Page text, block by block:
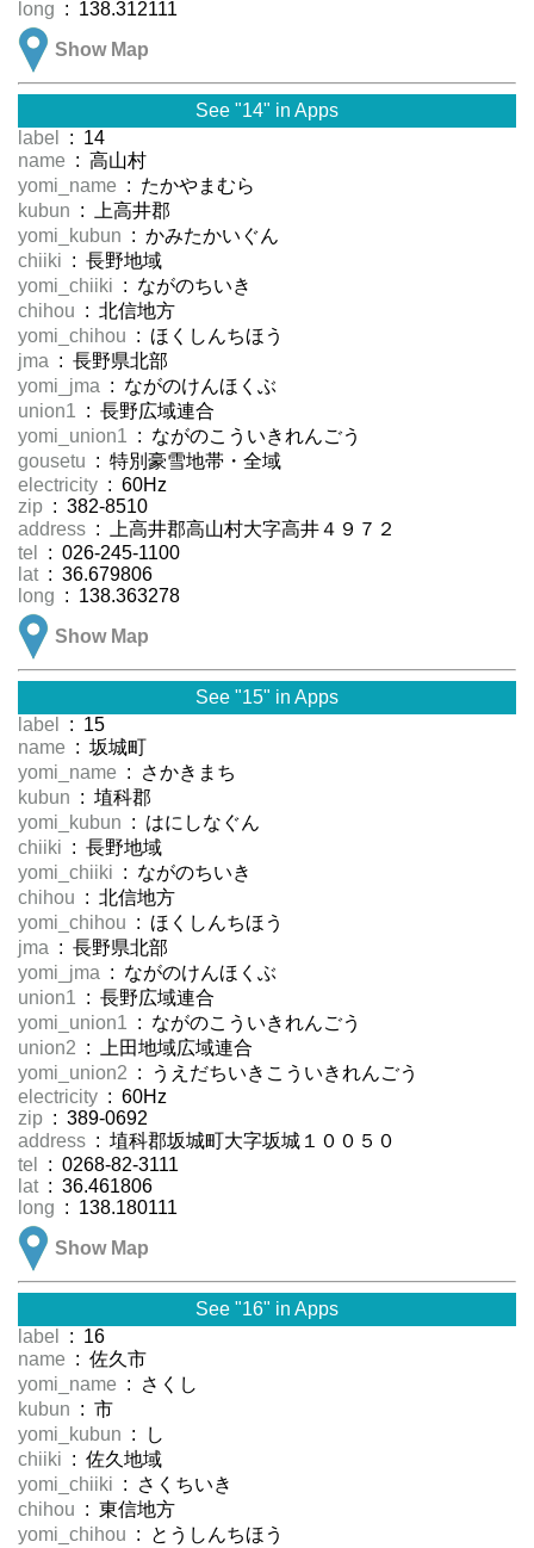
long : 138.312111
Show Map
See "14" in Apps
label
: 14
name : 高山村
yomi_name : たかやまむら
kubun : 上高井郡
yomi_kubun : かみたかいぐん
chiiki : 長野地域
yomi_chiiki : ながのちいき
chihou : 北信地方
yomi_chihou : ほくしんちほう
jma : 長野県北部
yomi_jma : ながのけんほくぶ
union1 : 長野広域連合
yomi_union1 : ながのこういきれんごう
gousetu : 特別豪雪地帯・全域
electricity : 60Hz
zip : 382-8510
address : 上高井郡高山村大字高井４９７２
tel
: 026-245-1100
lat : 36.679806
long : 138.363278
Show Map
See "15" in Apps
label
: 15
name : 坂城町
yomi_name : さかきまち
kubun : 埴科郡
yomi_kubun : はにしなぐん
chiiki : 長野地域
yomi_chiiki : ながのちいき
chihou : 北信地方
yomi_chihou : ほくしんちほう
jma : 長野県北部
yomi_jma : ながのけんほくぶ
union1 : 長野広域連合
yomi_union1 : ながのこういきれんごう
union2 : 上田地域広域連合
yomi_union2 : うえだちいきこういきれんごう
electricity : 60Hz
zip : 389-0692
address : 埴科郡坂城町大字坂城１００５０
tel
: 0268-82-3111
lat : 36.461806
long : 138.180111
Show Map
See "16" in Apps
label
: 16
name : 佐久市
yomi_name : さくし
kubun : 市
yomi_kubun : し
chiiki : 佐久地域
yomi_chiiki : さくちいき
chihou : 東信地方
yomi_chihou : とうしんちほう